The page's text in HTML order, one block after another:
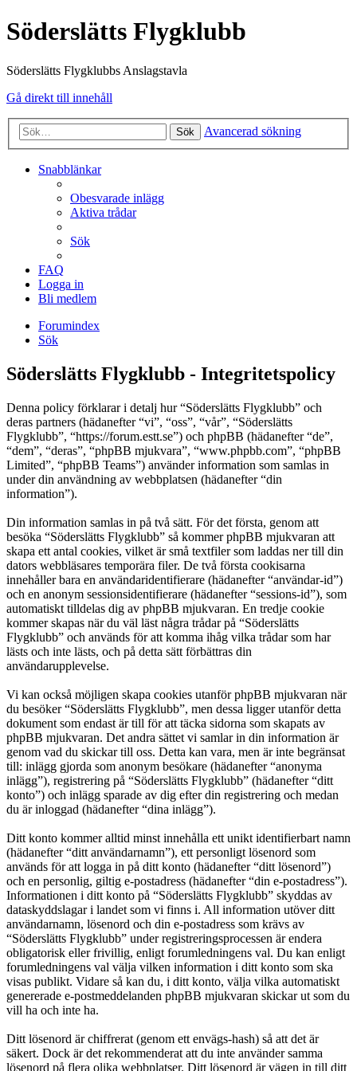
Söderslätts Flygklubb
Söderslätts Flygklubbs Anslagstavla
Gå direkt till innehåll
Sök Avancerad sökning
Snabblänkar
Obesvarade inlägg
Aktiva trådar
Sök
FAQ
Logga in
Bli medlem
Forumindex
Sök
Söderslätts Flygklubb - Integritetspolicy
Denna policy förklarar i detalj hur “Söderslätts Flygklubb” och
deras partners (hädanefter “vi”, “oss”, “vår”, “Söderslätts
Flygklubb”, “https://forum.estt.se”) och phpBB (hädanefter “de”,
“dem”, “deras”, “phpBB mjukvara”, “www.phpbb.com”, “phpBB
Limited”, “phpBB Teams”) använder information som samlas in
under din användning av webbplatsen (hädanefter “din
information”).
Din information samlas in på två sätt. För det första, genom att
besöka “Söderslätts Flygklubb” så kommer phpBB mjukvaran att
skapa ett antal cookies, vilket är små textfiler som laddas ner till din
dators webbläsares temporära filer. De två första cookisarna
innehåller bara en användaridentifierare (hädanefter “användar-id”)
och en anonym sessionsidentifierare (hädanefter “sessions-id”), som
automatiskt tilldelas dig av phpBB mjukvaran. En tredje cookie
kommer skapas när du väl läst några trådar på “Söderslätts
Flygklubb” och används för att komma ihåg vilka trådar som har
lästs och inte lästs, och på detta sätt förbättras din
användarupplevelse.
Vi kan också möjligen skapa cookies utanför phpBB mjukvaran när
du besöker “Söderslätts Flygklubb”, men dessa ligger utanför detta
dokument som endast är till för att täcka sidorna som skapats av
phpBB mjukvaran. Det andra sättet vi samlar in din information är
genom vad du skickar till oss. Detta kan vara, men är inte begränsat
till: inlägg gjorda som anonym besökare (hädanefter “anonyma
inlägg”), registrering på “Söderslätts Flygklubb” (hädanefter “ditt
konto”) och inlägg sparade av dig efter din registrering och medan
du är inloggad (hädanefter “dina inlägg”).
Ditt konto kommer alltid minst innehålla ett unikt identifierbart namn
(hädanefter “ditt användarnamn”), ett personligt lösenord som
används för att logga in på ditt konto (hädanefter “ditt lösenord”)
och en personlig, giltig e-postadress (hädanefter “din e-postadress”).
Informationen i ditt konto på “Söderslätts Flygklubb” skyddas av
dataskyddslagar i landet som vi finns i. All information utöver ditt
användarnamn, lösenord och din e-postadress som krävs av
“Söderslätts Flygklubb” under registreringsprocessen är endera
obligatorisk eller frivillig, enligt forumledningens val. Du kan enligt
forumledningens val välja vilken information i ditt konto som ska
visas publikt. Vidare så kan du, i ditt konto, välja vilka automatiskt
genererade e-postmeddelanden phpBB mjukvaran skickar ut som du
vill ha och inte ha.
Ditt lösenord är chiffrerat (genom ett envägs-hash) så att det är
säkert. Dock är det rekommenderat att du inte använder samma
lösenord på flera olika webbplatser. Ditt lösenord är vägen in till ditt